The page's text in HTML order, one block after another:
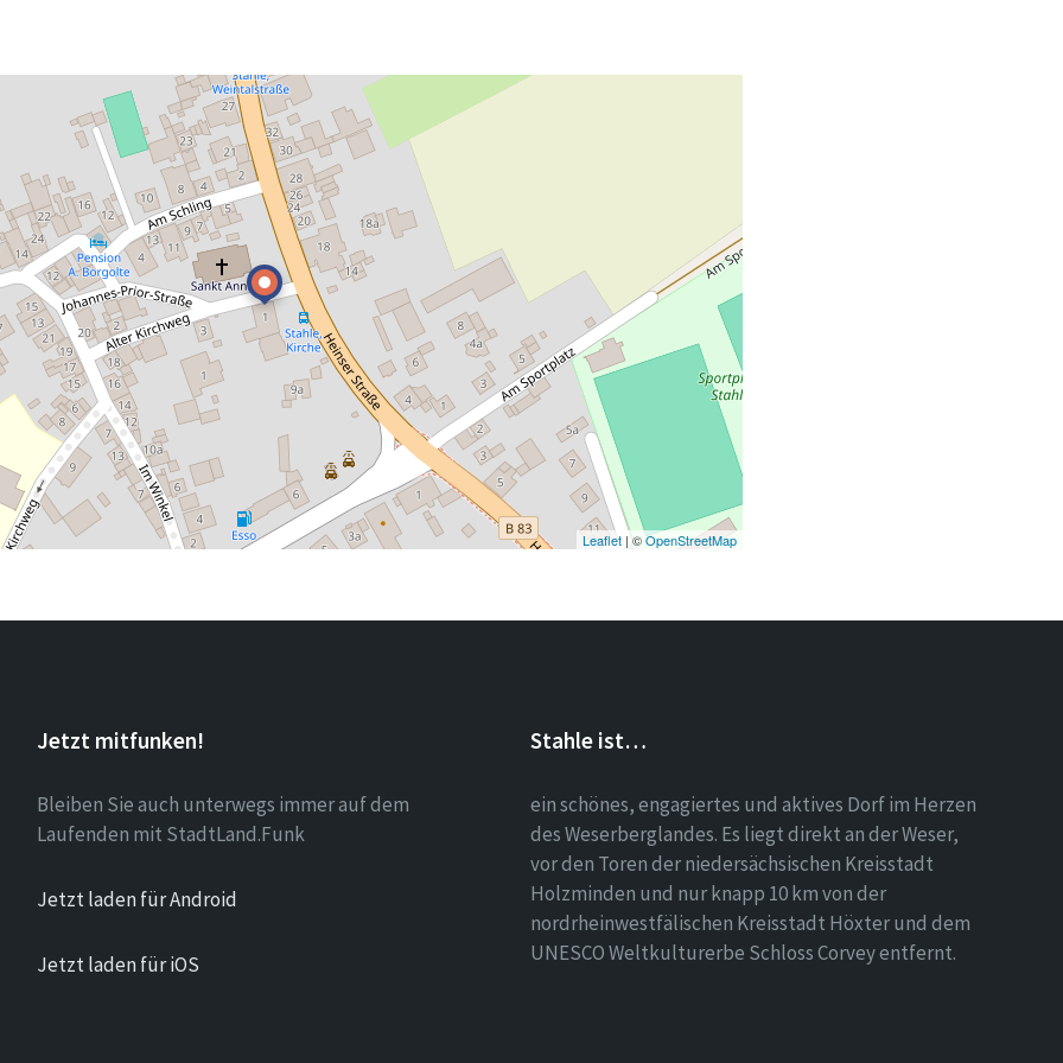
Leaflet| ©OpenStreetMap
Jetzt mitfunken!
Bleiben Sie auch unterwegs immer auf dem
Laufenden mit StadtLand.Funk
Jetzt laden für Android
Jetzt laden für iOS
Stahle ist…
ein schönes, engagiertes und aktives Dorf im Herzen
des Weserberglandes. Es liegt direkt an der Weser,
vor den Toren der niedersächsischen Kreisstadt
Holzminden und nur knapp 10 km von der
nordrheinwestfälischen Kreisstadt Höxter und dem
UNESCO Weltkulturerbe Schloss Corvey entfernt.